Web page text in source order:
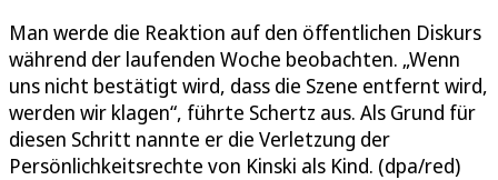
Man werde die Reaktion auf den öffentlichen Diskurs
während der laufenden Woche beobachten. „Wenn
uns nicht bestätigt wird, dass die Szene entfernt wird,
werden wir klagen“, führte Schertz aus. Als Grund für
diesen Schritt nannte er die Verletzung der
Persönlichkeitsrechte von Kinski als Kind. (dpa/red)